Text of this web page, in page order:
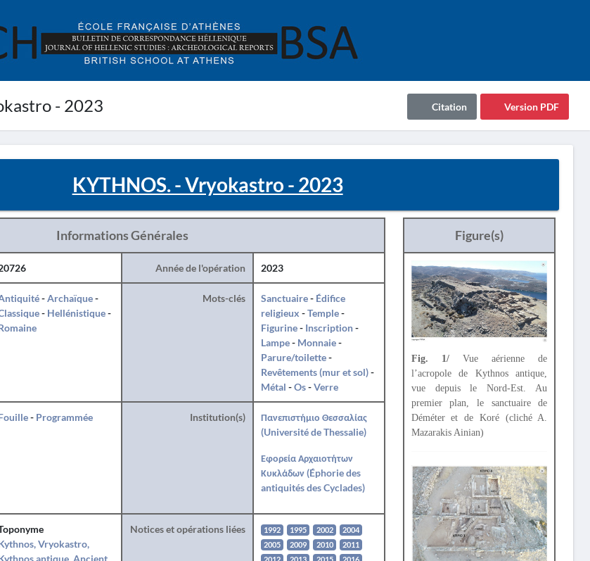
- 2023 Version PDF
Citation
KYTHNOS. - Vryokastro - 2023
Informations Générales
Année de l'opération 2023
-Archaïque-
- Hellénistique-
Mots-clés Sanctuaire- Édifice
religieux -Temple-
Figurine- Inscription-
Lampe- Monnaie-
Parure/toilette-
Revêtements (mur et sol)-
Métal -Os-Verre
- Programmée Institution(s)
Πανεπιστήμιο Θεσσαλίας
(Université de Thessalie)
Εφορεία Αρχαιοτήτων
Κυκλάδων (Éphorie des
antiquités des Cyclades)
Vryokastro,
antique, Ancient
Notices et opérations liées 1992 1995 2002
2004
2005
2009 2010
2011
Figure(s)
Fig. 1/Vue aérienne de
l’acropole de Kythnos antique,
vue depuis le Nord-Est. Au
premier plan, le sanctuaire de
Déméter et de Koré (cliché A.
Mazarakis Ainian)